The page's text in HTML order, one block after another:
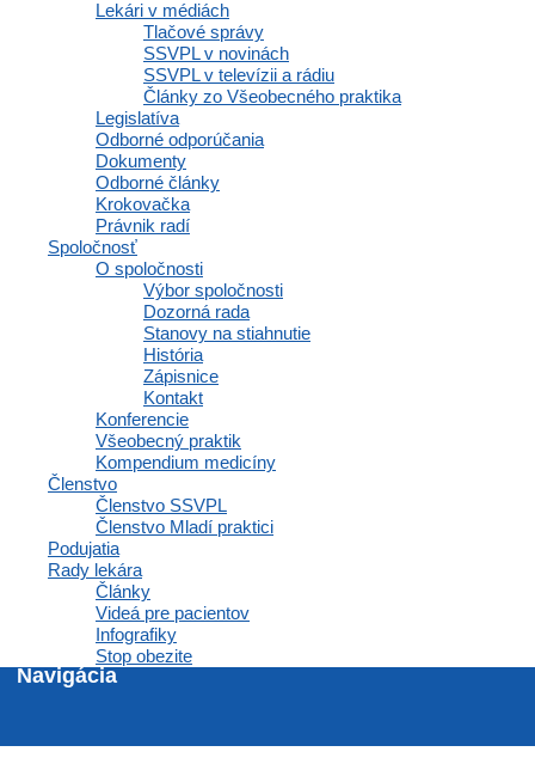
Lekári v médiách
Tlačové správy
SSVPL v novinách
SSVPL v televízii a rádiu
Články zo Všeobecného praktika
Legislatíva
Odborné odporúčania
Dokumenty
Odborné články
Krokovačka
Právnik radí
Spoločnosť
O spoločnosti
Výbor spoločnosti
Dozorná rada
Stanovy na stiahnutie
História
Zápisnice
Kontakt
Konferencie
Všeobecný praktik
Kompendium medicíny
Členstvo
Členstvo SSVPL
Členstvo Mladí praktici
Podujatia
Rady lekára
Články
Videá pre pacientov
Infografiky
Stop obezite
IČO: 35607131
Členstvo
Osobné informácie a profil
Výhody a zľavy
Vzdelávacie materiály a odborné zdroje
Zápisnice a interné dokumenty spoločnosti
Komunikácia a správy
Inzercia abmulancií
Domovská stránka
Osobné informácie a profil
Výhody a zľavy
Vzdelávacie materiály a odborné zdroje
Zápisnice a interné dokumenty spoločnosti
Komunikácia a správy
Inzercia abmulancií
Domovská stránka
Navigácia